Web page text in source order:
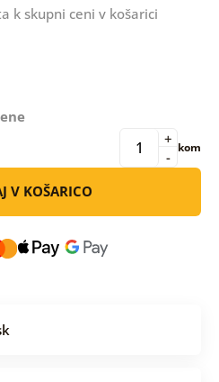
k skupni ceni v košarici
-
+ kom
V KOŠARICO